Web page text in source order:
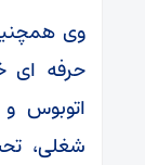
وی
حرفه ای
اتوبوس
شغلی،